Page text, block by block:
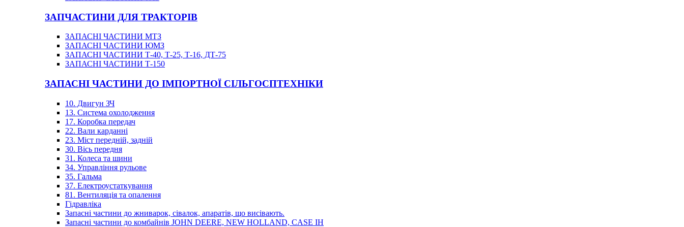
ЗАПЧАСТИНИ ДЛЯ ТРАКТОРІВ
ЗАПАСНІ ЧАСТИНИ МТЗ
ЗАПАСНІ ЧАСТИНИ ЮМЗ
ЗАПАСНІ ЧАСТИНИ Т-40, Т-25, Т-16, ДТ-75
ЗАПАСНІ ЧАСТИНИ Т-150
ЗАПАСНІ ЧАСТИНИ ДО ІМПОРТНОЇ СІЛЬГОСПТЕХНІКИ
10. Двигун ЗЧ
13. Система охолодження
17. Коробка передач
22. Вали карданні
23. Міст передній, задній
30. Вісь передня
31. Колеса та шини
34. Управління рульове
35. Гальма
37. Електроустаткування
81. Вентиляція та опалення
Гідравліка
Запасні частини до жниварок, сівалок, апаратів, що висівають.
Запасні частини до комбайнів JOHN DEERE, NEW HOLLAND, CASE IH